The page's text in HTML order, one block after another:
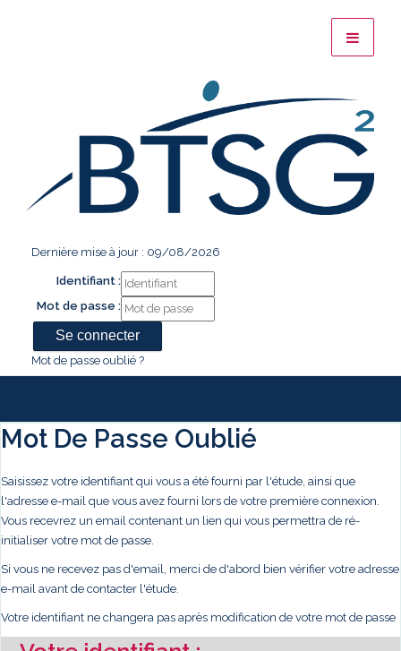
Dernière mise à jour : 09/08/2026
Identifiant :
Mot de passe :
Mot de passe oublié ?
Mot De Passe Oublié
Saisissez votre identifiant qui vous a été fourni par l'étude, ainsi que
l'adresse e-mail que vous avez fourni lors de votre première connexion.
Vous recevrez un email contenant un lien qui vous permettra de ré-
initialiser votre mot de passe.
Si vous ne recevez pas d'email, merci de d'abord bien vérifier votre adresse
e-mail avant de contacter l'étude.
Votre identifiant ne changera pas après modification de votre mot de passe